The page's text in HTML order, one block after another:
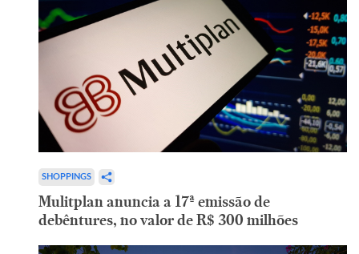
SHOPPINGS
Mulitplan anuncia a 17ª emissão de
debêntures, no valor de R$ 300 milhões